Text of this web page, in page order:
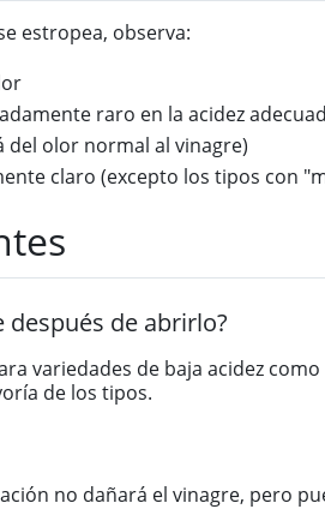
estropea, observa:
raro en la acidez
del olor normal al vinagre)
claro (excepto los tipos con
después de abrirlo?
variedades de baja acidez
de los tipos.
no dañará el vinagre, pero